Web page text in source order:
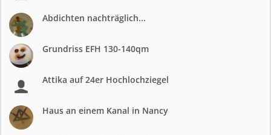
Abdichten nachträglich...
Grundriss EFH 130-140qm
Attika auf 24er Hochlochziegel
Haus an einem Kanal in Nancy